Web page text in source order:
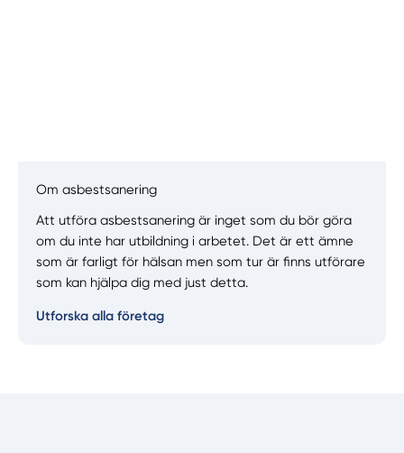
Manuellt Få hjälp
Välj tillvägagångssätt
Om asbestsanering
Att utföra asbestsanering är inget som du bör göra
om du inte har utbildning i arbetet. Det är ett ämne
som är farligt för hälsan men som tur är finns utförare
som kan hjälpa dig med just detta.
Utforska alla företag